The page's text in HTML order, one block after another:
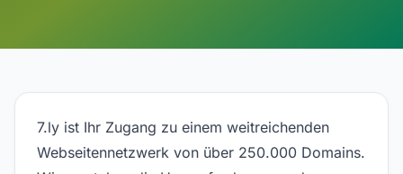
7.ly ist Ihr Zugang zu einem weitreichenden
Webseitennetzwerk von über 250.000 Domains.